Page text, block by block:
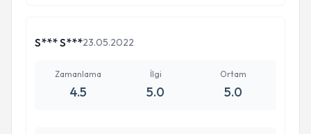
S*** S***23.05.2022
Zamanlama
4.5
İlgi
5.0
Ortam
5.0